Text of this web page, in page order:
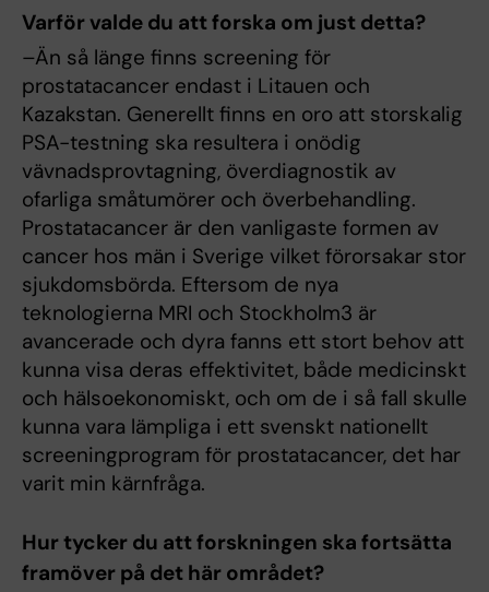
Varför valde du att forska om just detta?
–Än så länge finns screening för
prostatacancer endast i Litauen och
Kazakstan. Generellt finns en oro att storskalig
PSA-testning ska resultera i onödig
vävnadsprovtagning, överdiagnostik av
ofarliga småtumörer och överbehandling.
Prostatacancer är den vanligaste formen av
cancer hos män i Sverige vilket förorsakar stor
sjukdomsbörda. Eftersom de nya
teknologierna MRI och Stockholm3 är
avancerade och dyra fanns ett stort behov att
kunna visa deras effektivitet, både medicinskt
och hälsoekonomiskt, och om de i så fall skulle
kunna vara lämpliga i ett svenskt nationellt
screeningprogram för prostatacancer, det har
varit min kärnfråga.
Hur tycker du att forskningen ska fortsätta
framöver på det här området?